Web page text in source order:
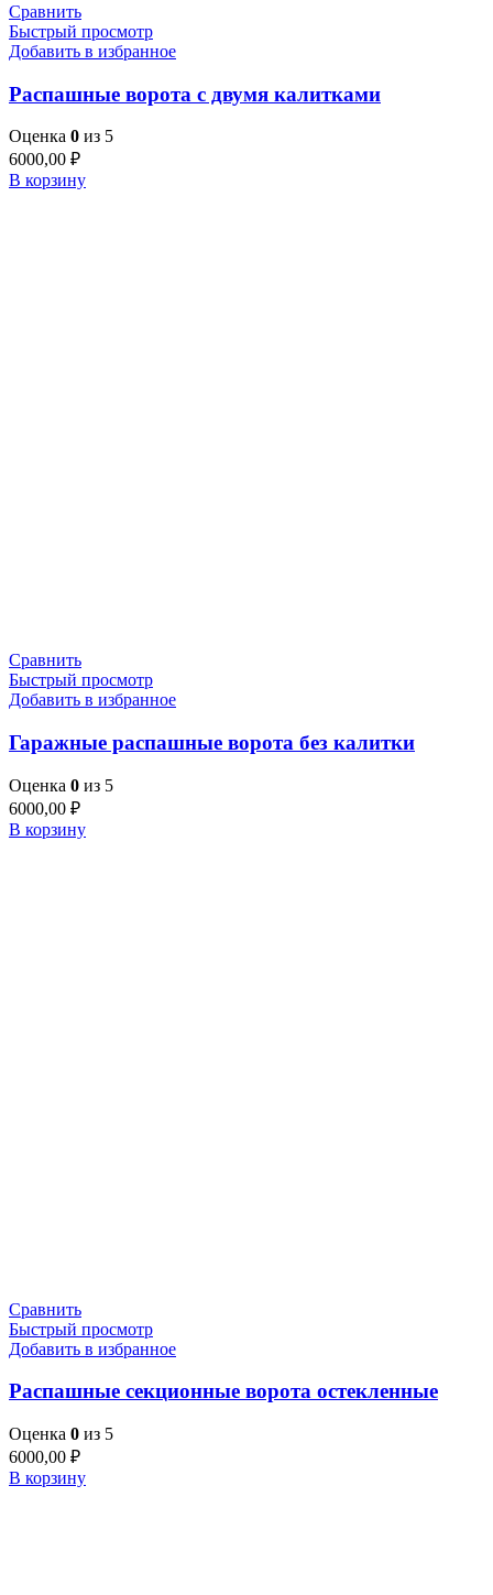
Сравнить
Быстрый просмотр
Добавить в избранное
Распашные ворота с двумя калитками
Оценка 0 из 5
6000,00 ₽
В корзину
Сравнить
Быстрый просмотр
Добавить в избранное
Гаражные распашные ворота без калитки
Оценка 0 из 5
6000,00 ₽
В корзину
Сравнить
Быстрый просмотр
Добавить в избранное
Распашные секционные ворота остекленные
Оценка 0 из 5
6000,00 ₽
В корзину